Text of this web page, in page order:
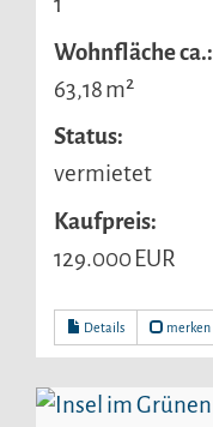
Wohnfläche ca.:
63,18 m²
Status:
vermietet
Kaufpreis:
129.000 EUR
Details merken